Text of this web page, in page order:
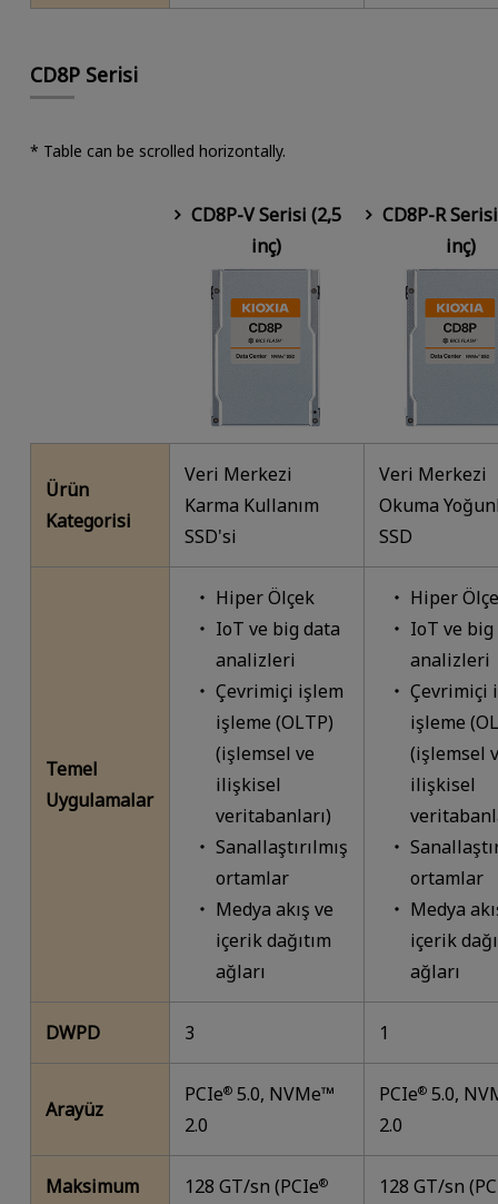
CD8P Serisi
* Table can be scrolled horizontally.
CD8P-V Serisi (2,5
inç)
CD8P-R
inç)
Ürün
Kategorisi
Veri Merkezi
Karma Kullanım
SSD'si
Veri Merkezi
Okuma
SSD
Temel
Uygulamalar
Hiper Ölçek
IoT ve big data
analizleri
Çevrimiçi işlem
işleme (OLTP)
(işlemsel ve
ilişkisel
veritabanları)
Sanallaştırılmış
ortamlar
Medya akış ve
içerik dağıtım
ağları
Hiper
IoT ve big
analizleri
Çevrimiçi
işleme
(işlemsel
ilişkisel
ortamlar
Medya
içerik
ağları
DWPD 3 1
Arayüz
PCIe® 5.0, NVMe™
2.0
PCIe® 5.0,
2.0
Maksimum
128 GT/sn (PCIe®
128 GT/sn